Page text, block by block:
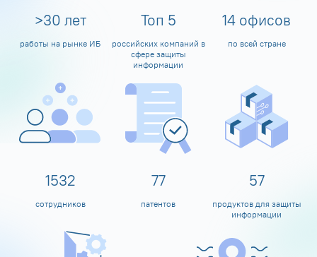
>30 лет
работы на рынке ИБ
Топ 5
российских компаний в
сфере защиты
информации
14 офисов
по всей стране
1600
сотрудников
80
патентов
60
продуктов для защиты
информации